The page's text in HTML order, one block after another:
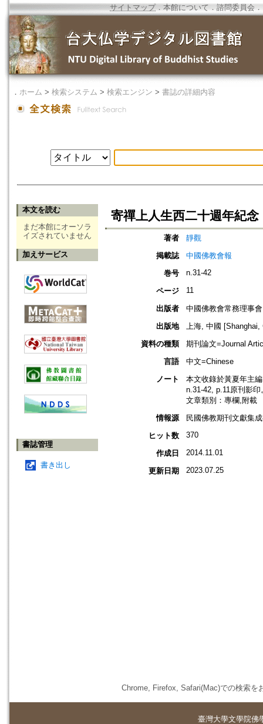
サイトマップ．本館について ． 諮問委員会 ．
． ホーム > 検索システム > 検索エンジン > 書誌の詳細内容
本文を読む
まだ本館にオーソラ
イズされていません
加えサービス
書誌管理
書き出し
寄禪上人生西二十週年紀念
著者
靜觀
掲載誌
中國佛教會報
巻号
n.31-42
ページ 11
出版者
中國佛教會常務理事會
出版地
上海, 中國 [Shanghai,
資料の種類
期刊論文=Journal
言語
中文=Chinese
ノート
本文收錄於黃夏年主
n.31-42, p.11原刊影印
文章類別：專欄,附載
情報源
民國佛教期刊文獻集
ヒット数
370
作成日 2014.11.01
更新日期 2023.07.25
Chrome, Firefox, Safari(Mac)での検索を
臺灣大學文學院佛